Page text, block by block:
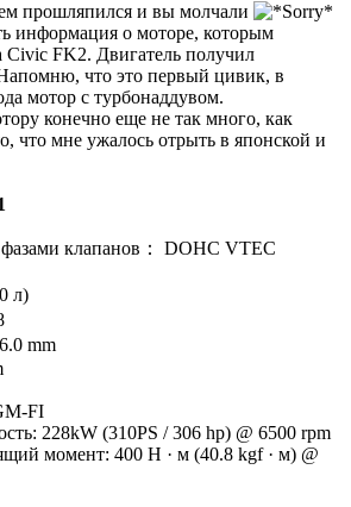
прошляпился и вы молчали
информация о моторе, которым
Civic FK2. Двигатель получил
что это первый цивик, в
мотор с турбонаддувом.
конечно еще не так много, как
что мне ужалось отрыть в японской и
клапанов： DOHC VTEC
л)
mm
FI
228kW (310PS / 306 hp) @ 6500 rpm
момент: 400 Н · м (40.8 kgf · м) @